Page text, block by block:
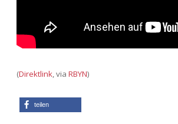
Adventskalender 2023
(Direktlink, via RBYN)
teilen